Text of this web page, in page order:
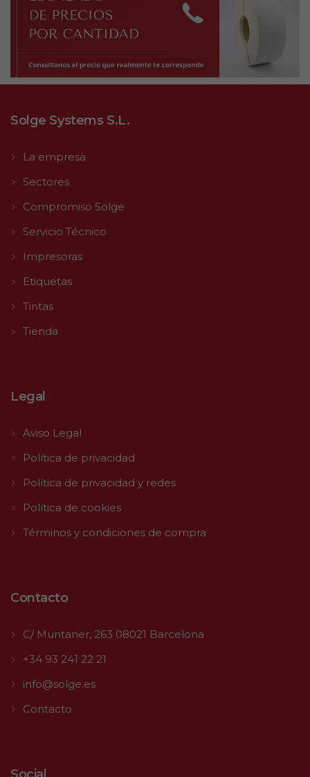
Solge Systems S.L.
La empresa
Sectores
Compromiso Solge
Servicio Técnico
Impresoras
Etiquetas
Tintas
Tienda
Legal
Aviso Legal
Política de privacidad
Política de privacidad y redes
Política de cookies
Términos y condiciones de compra
Contacto
C/ Muntaner, 263 08021 Barcelona
+34 93 241 22 21
info@solge.es
Contacto